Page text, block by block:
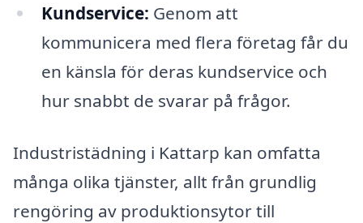
Kundservice: Genom att
kommunicera med flera företag får du
en känsla för deras kundservice och
hur snabbt de svarar på frågor.
Industristädning i Kattarp kan omfatta
många olika tjänster, allt från grundlig
rengöring av produktionsytor till